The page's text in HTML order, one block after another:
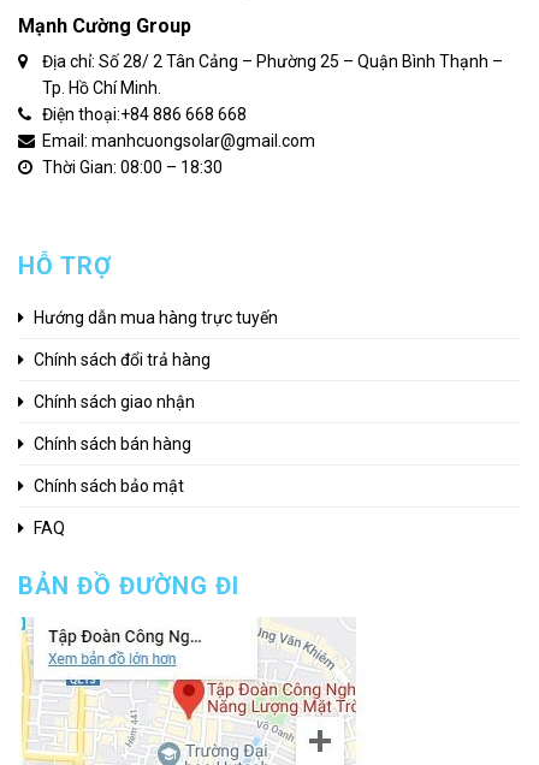
Mạnh Cường Group
Địa chỉ: Số 28/ 2 Tân Cảng – Phường 25 – Quận Bình Thạnh –
Tp. Hồ Chí Minh.
Điện thoại:+84 886 668 668
Email: manhcuongsolar@gmail.com
Thời Gian: 08:00 – 18:30
HỖ TRỢ
Hướng dẫn mua hàng trực tuyến
Chính sách đổi trả hàng
Chính sách giao nhận
Chính sách bán hàng
Chính sách bảo mật
FAQ
BẢN ĐỒ ĐƯỜNG ĐI